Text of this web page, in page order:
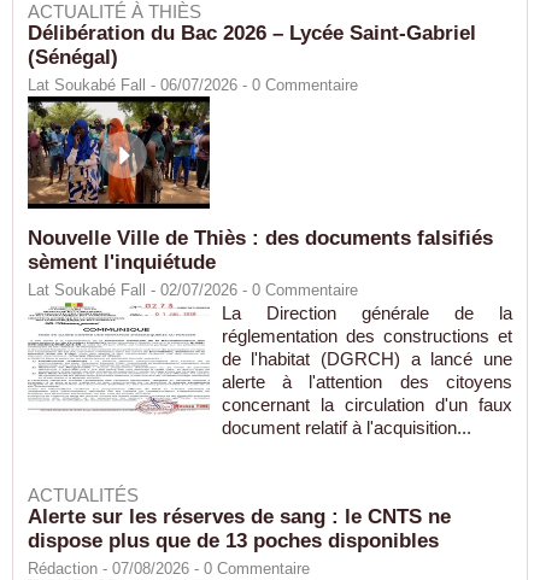
ACTUALITÉ À THIÈS
Délibération du Bac 2026 – Lycée Saint-Gabriel
(Sénégal)
Lat Soukabé Fall - 06/07/2026 - 0 Commentaire
Nouvelle Ville de Thiès : des documents falsifiés
sèment l'inquiétude
Lat Soukabé Fall - 02/07/2026 - 0 Commentaire
La Direction générale de la
réglementation des constructions et
de l'habitat (DGRCH) a lancé une
alerte à l'attention des citoyens
concernant la circulation d'un faux
document relatif à l'acquisition...
ACTUALITÉS
Alerte sur les réserves de sang : le CNTS ne
dispose plus que de 13 poches disponibles
Rédaction - 07/08/2026 - 0 Commentaire